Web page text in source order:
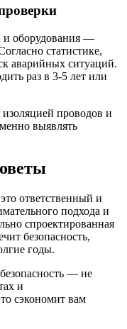
и оборудования —
статистике,
аварийных ситуаций.
раз в 3-5 лет или
проводов и
выявлять
ответственный и
подхода и
спроектированная
безопасность,
годы.
— не
и
сэкономит вам